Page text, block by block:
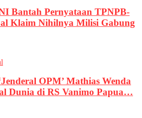
Bantah Pernyataan TPNPB-
Klaim Nihilnya Milisi Gabung
OPM’ Mathias Wenda
Dunia di RS Vanimo Papua…